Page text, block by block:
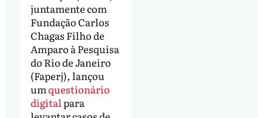
juntamente com
Fundação Carlos
Chagas Filho de
Amparo à Pesquisa
do Rio de Janeiro
(Faperj), lançou
umquestionário
digitalpara